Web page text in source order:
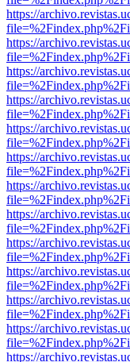
https://
https://
https://
https://
https://
https://
https://
https://
https://
https://
https://
https://
https://